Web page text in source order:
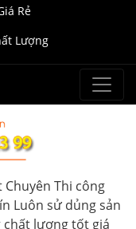
Rẻ
Lượng
Chuyên Thi công
Luôn sử dủng sản
chất lượng tốt giá